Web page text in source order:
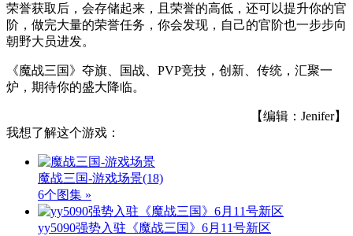
荣誉获取后，会存储起来，且荣誉的高低，还可以提升你的官
阶，做完大量的荣誉任务，你会发现，自己的官阶也一步步向
朝野大员进发。
《魔战三国》夺旗、国战、PVP竞技，创新、传统，汇聚一
炉，期待你的盛大降临。
【编辑：Jenifer】
我想了解这个游戏：
魔战三国-游戏场景(18)
6个图集 »
yy5090强势入驻《魔战三国》6月11号新区